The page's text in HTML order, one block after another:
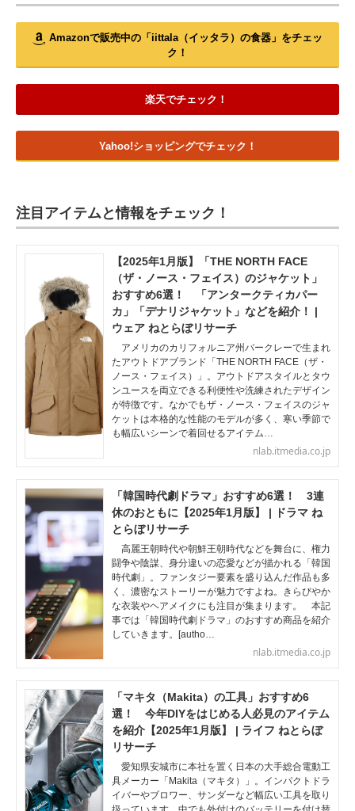
Amazonで販売中の「iittala（イッタラ）の食器」をチェッ
ク！
楽天でチェック！
Yahoo!ショッピングでチェック！
注目アイテムと情報をチェック！
【2025年1月版】「THE NORTH FACE
（ザ・ノース・フェイス）のジャケット」
おすすめ6選！ 「アンタークティカパー
カ」「デナリジャケット」などを紹介！ |
ウェア ねとらぼリサーチ
アメリカのカリフォルニア州バークレーで生まれ
たアウトドアブランド「THE NORTH FACE（ザ・
ノース・フェイス）」。アウトドアスタイルとタウ
ンユースを両立できる利便性や洗練されたデザイン
が特徴です。なかでもザ・ノース・フェイスのジャ
ケットは本格的な性能のモデルが多く、寒い季節で
も幅広いシーンで着回せるアイテム…
nlab.itmedia.co.jp
「韓国時代劇ドラマ」おすすめ6選！ 3連
休のおともに【2025年1月版】 | ドラマ ね
とらぼリサーチ
高麗王朝時代や朝鮮王朝時代などを舞台に、権力
闘争や陰謀、身分違いの恋愛などが描かれる「韓国
時代劇」。ファンタジー要素を盛り込んだ作品も多
く、濃密なストーリーが魅力ですよね。きらびやか
な衣装やヘアメイクにも注目が集まります。 本記
事では「韓国時代劇ドラマ」のおすすめ商品を紹介
していきます。[autho…
nlab.itmedia.co.jp
「マキタ（Makita）の工具」おすすめ6
選！ 今年DIYをはじめる人必見のアイテム
を紹介【2025年1月版】 | ライフ ねとらぼ
リサーチ
愛知県安城市に本社を置く日本の大手総合電動工
具メーカー「Makita（マキタ）」。インパクトドラ
イバーやブロワー、サンダーなど幅広い工具を取り